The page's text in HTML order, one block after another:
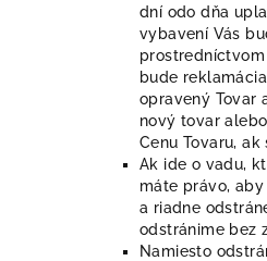
dní odo dňa
vybavení Vás
bude
opravený Tovar
nový tovar
Cenu Tovaru,
Ak ide o vadu,
máte právo,
a riadne
odstránime bez
Namiesto